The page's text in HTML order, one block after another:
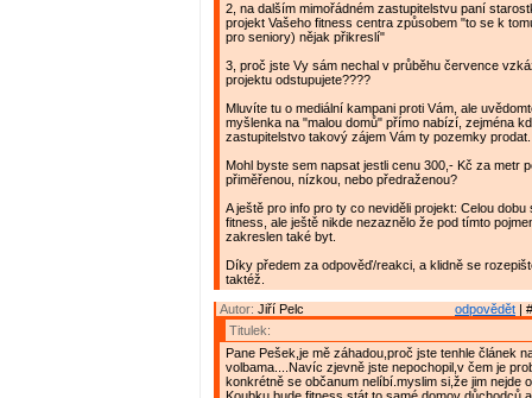
2, na dalším mimořádném zastupitelstvu paní
projekt Vašeho fitness centra způsobem "to se k
pro seniory) nějak přikreslí"
3, proč jste Vy sám nechal v průběhu července
projektu odstupujete????
Mluvíte tu o mediální kampani proti Vám, ale
myšlenka na "malou domů" přímo nabízí, zejména
zastupitelstvo takový zájem Vám ty pozemky prodat.
Mohl byste sem napsat jestli cenu 300,- Kč za metr
přiměřenou, nízkou, nebo předraženou?
A ještě pro info pro ty co neviděli projekt: Celou
fitness, ale ještě nikde nezaznělo že pod tímto
zakreslen také byt.
Díky předem za odpověď/reakci, a klidně se
taktéž.
odpovědět |
Autor: Jiří Pelc
Titulek:
Pane Pešek,je mě záhadou,proč jste tenhle článek
volbama....Navíc zjevně jste nepochopil,v čem je
konkrétně se občanum nelíbí.myslim si,že jim nejde